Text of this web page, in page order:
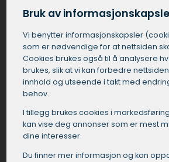
Å investere i tjenester fra en
Rælingen betyr også at man
fallgruvene som kan oppstå ved
prosjektet selv eller ved å bruke
personell.
Få et tilbud på maler i
Bruk av
Vi benytter informasjons­kapsler
som er nødvendige for at nettsiden
Cookies brukes også til å analysere
brukes, slik at vi kan forbedre
innhold og utseende i takt med
behov.
I tillegg brukes cookies i
kan vise deg annonser som er mest
dine interesser.
Du finner mer informasjon og kan